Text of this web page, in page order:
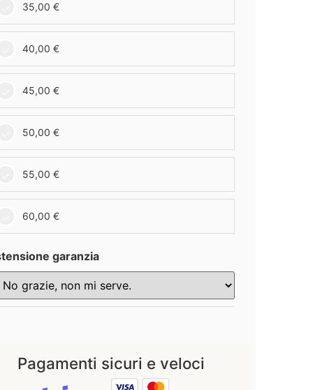
35,00 €
40,00 €
45,00 €
50,00 €
55,00 €
60,00 €
garanzia
Pagamenti sicuri e veloci